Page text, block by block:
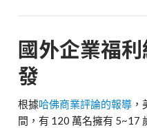
國外企業福
發
根據哈佛商業評論的報導
間，有 120 萬名擁有 5~17